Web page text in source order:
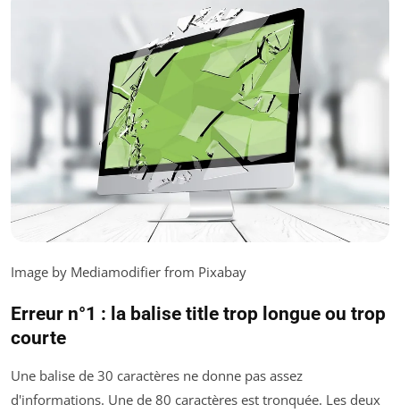
Image by Mediamodifier from Pixabay
Erreur n°1 : la balise title trop longue ou trop
courte
Une balise de 30 caractères ne donne pas assez
d'informations. Une de 80 caractères est tronquée. Les deux